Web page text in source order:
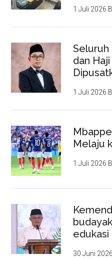
1 Juli 2026
Seluruh
dan
1 Juli 2026
Melaju
1 Juli 2026
edukasi
30 Juni 2026